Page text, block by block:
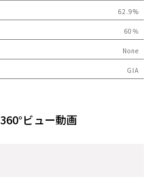
62.9%
60％
None
GIA
360°ビュー動画